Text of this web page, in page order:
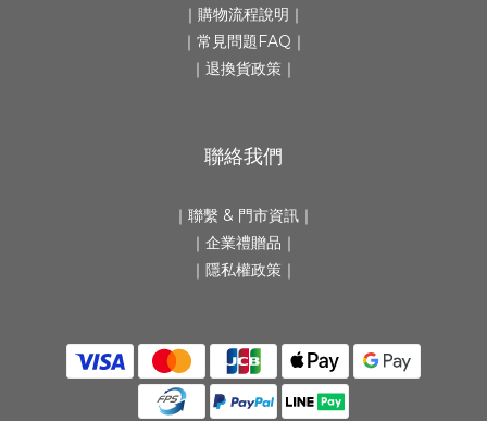
｜ 購物流程說明 ｜
｜ 常見問題FAQ ｜
｜ 退換貨政策 ｜
聯絡我們
｜ 聯繫 & 門市資訊 ｜
｜ 企業禮贈品 ｜
｜隱私權政策｜